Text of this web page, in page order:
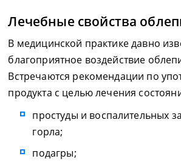
Лечебные свойства
В медицинской практике давно
благоприятное воздействие
Встречаются рекомендации по
продукта с целью лечения
простуды и воспалительных
горла;
подагры;